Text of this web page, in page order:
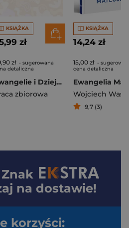
KSIĄŻKA
zł
zł - sugerowana
detaliczna
Ewangelie i Dzieje Apostolskie (dla młodzieży) obwoluta dla młodych skład jednołamowy
zbiorowa
KSIĄŻKA
14,24 zł
15,00 zł -
cena detaliczna
Wojciech
9,7 (3)
Znak
na dostawie!
korzyści: